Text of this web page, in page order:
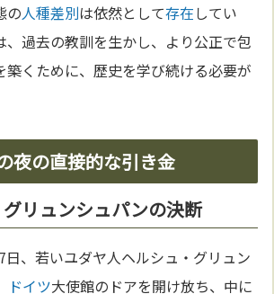
の人種差別は依然として存在してい
、過去の教訓を生かし、より公正で包
築くために、歴史を学び続ける必要が
夜の直接的な引き金
リュンシュパンの決断
7日、若いユダヤ人ヘルシュ・グリュン
ドイツ大使館のドアを開け放ち、中に